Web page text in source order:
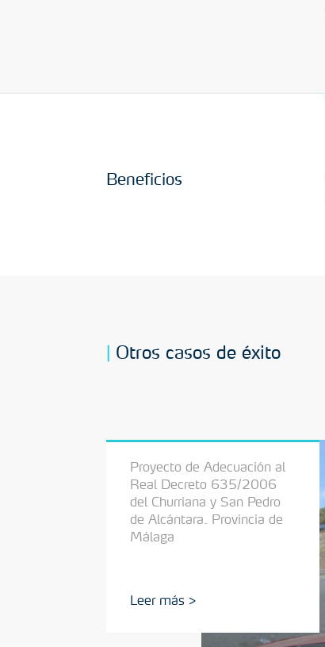
Beneficios
Otros casos de éxito
Proyecto de Adecuación al
Real Decreto 635/2006
del Churriana y San Pedro
de Alcántara. Provincia de
Málaga